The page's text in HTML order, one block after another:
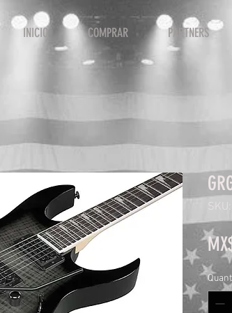
INICIO COMPRAR PARTNERS